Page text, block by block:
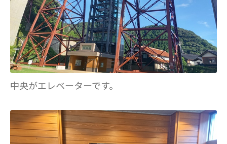
中央がエレベーターです。